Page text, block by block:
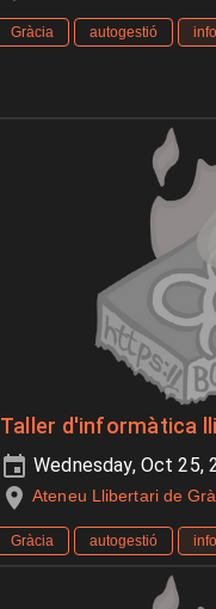
Gràcia autogestió
Taller d'informàtica
Wednesday, Oct 25,
Ateneu Llibertari de
Gràcia autogestió